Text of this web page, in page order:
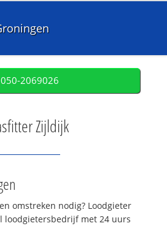
050-2069026
Zijldijk
omstreken nodig? Loodgieter
loodgietersbedrijf met 24 uurs